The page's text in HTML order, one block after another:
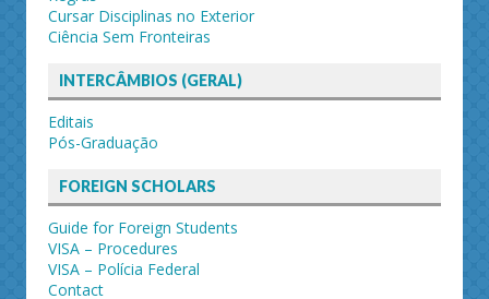
Cursar Disciplinas no Exterior
Ciência Sem Fronteiras
INTERCÂMBIOS (GERAL)
Editais
Pós-Graduação
FOREIGN SCHOLARS
Guide for Foreign Students
VISA – Procedures
VISA – Polícia Federal
Contact